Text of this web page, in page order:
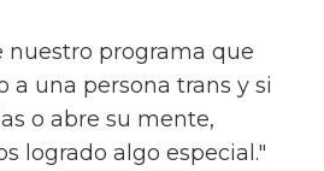
nuestro programa que
a una persona trans y si
o abre su mente,
logrado algo especial."